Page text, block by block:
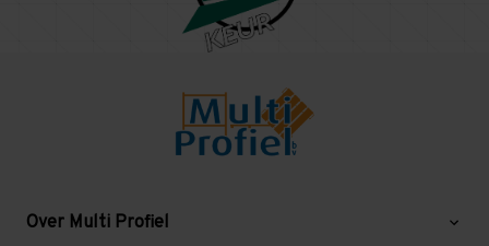
Over Multi Profiel